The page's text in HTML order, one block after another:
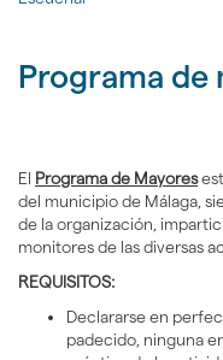
la
inicio
Programa de
El Programa de Mayores
del municipio de Málaga,
de la organización,
monitores de las diversas
REQUISITOS:
Declararse en
padecido, ninguna